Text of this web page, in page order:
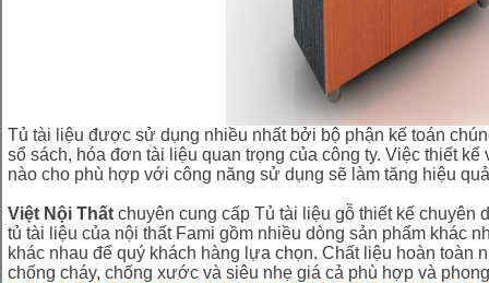
Tủ tài liệu được sử dụng nhiều nhất bởi bộ phận kế toán
sổ sách, hóa đơn tài liệu quan trọng của công ty. Việc thiết
nào cho phù hợp với công năng sử dụng sẽ làm tăng hiệu
Việt Nội Thất chuyên cung cấp Tủ tài liệu gỗ thiết kế chuyên
tủ tài liệu của nội thất Fami gồm nhiều dòng sản phẩm khác
khác nhau để quý khách hàng lựa chọn. Chất liệu hoàn toàn
chống cháy, chống xước và siêu nhẹ giá cả phù hợp và